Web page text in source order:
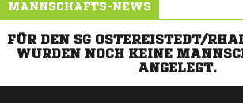
MANNSCHAFTS-NEWS
FÜR DEN SG OSTEREISTEDT/
WURDEN NOCH KEINE
ANGELEGT.